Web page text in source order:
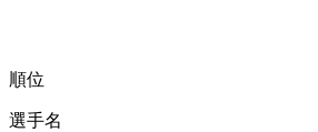
順位
選手名